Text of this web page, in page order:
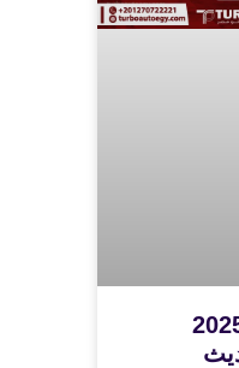
بين دبابة 2025